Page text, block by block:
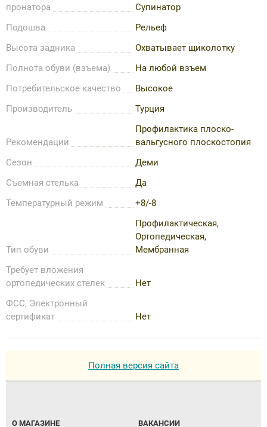
пронатора
Супинатор
Подошва
Рельеф
Высота задника
Охватывает щиколотку
Полнота обуви (взъема)
На любой взъем
Потребительское качество
Высокое
Производитель
Турция
Рекомендации
Профилактика плоско-
вальгусного плоскостопия
Сезон
Деми
Съемная стелька
Да
Температурный режим
+8/-8
Тип обуви
Профилактическая,
Ортопедическая,
Мембранная
Требует вложения
ортопедических стелек
Нет
ФСС, Электронный
сертификат
Нет
Полная версия сайта
О МАГАЗИНЕ ВАКАНСИИ